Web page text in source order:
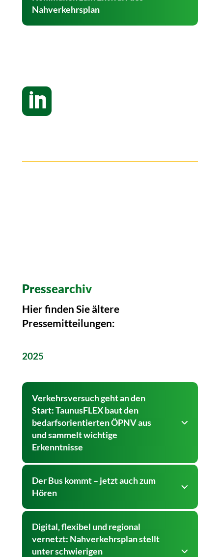
Nahverkehrsplan

Pressearchiv
Hier finden Sie ältere
Pressemitteilungen:
2025
Verkehrsversuch geht an den
Start: TaunusFLEX baut den
bedarfsorientierten ÖPNV aus
und sammelt wichtige
Erkenntnisse
Der Bus kommt – jetzt auch zum
Hören
Digital, flexibel und regional
vernetzt: Nahverkehrsplan stellt
unter schwierigen